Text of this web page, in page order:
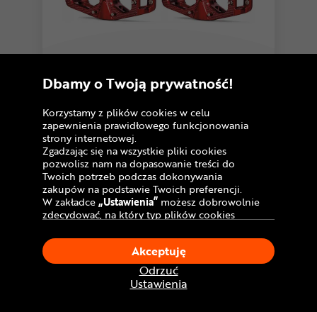
Pedały rowerowe DARTMOOR Stream
97,99 zł
Cena katalogowa:
145 zł
U Ciebiejuż jutro! Dostawa GRATIS
Dostępny również stacjonarnie
Sprawdź dostępność w salonach
Porównaj
Dbamy o Twoją prywatność!
Korzystamy z plików cookies w celu
zapewnienia prawidłowego funkcjonowania
strony internetowej.
Zgadzając się na wszystkie pliki cookies
pozwolisz nam na dopasowanie treści do
Twoich potrzeb podczas dokonywania
zakupów na podstawie Twoich preferencji.
W zakładce„Ustawienia” możesz dobrowolnie
zdecydować, na który typ plików cookies
Klikając„Akceptuję”, wyrażasz zgodę na
stosowanie ciasteczek zgodnie z ustawieniami
Twojej przeglądarki.
W dowolnym momencie, możesz dokonać
zmiany swojego wyboru klikając opcję
Ustawienia
Odrzuć
Akceptuję